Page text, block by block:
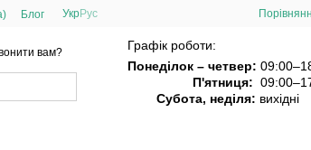
Блог УкрРус
вам?
Графік роботи:
Понеділок – четвер:
П'ятниця:
Субота, неділя: вихідні